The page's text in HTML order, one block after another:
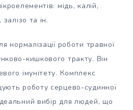
мідь, калій,
та ін.
нормалізації роботи травної
кишкового тракту. Він
імунітету. Комплекс
роботу серцево-судинної
вибір для людей, що